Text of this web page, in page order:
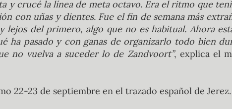
y crucé la línea de meta octavo. Era el ritmo que
con uñas y dientes. Fue el fin de semana más
lejos del primero, algo que no es habitual. Ahora
ha pasado y con ganas de organizarlo todo bien
no vuelva a suceder lo de Zandvoort”, explica el
22-23 de septiembre en el trazado español de Jerez.